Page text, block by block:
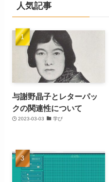
人気記事
与謝野晶子とレターパッ
クの関連性について
2023-03-03 学び